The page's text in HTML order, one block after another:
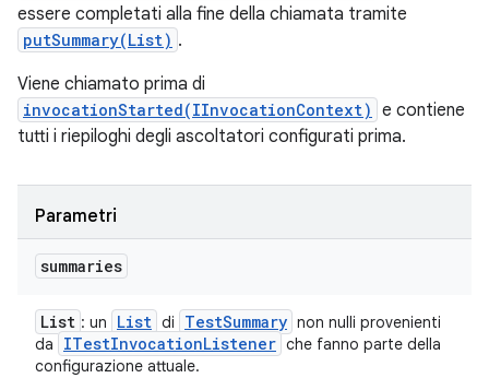
essere completati alla fine della chiamata tramite
putSummary(List) .
Viene chiamato prima di
invocationStarted(IInvocationContext) e contiene
tutti i riepiloghi degli ascoltatori configurati prima.
Parametri
summaries
List : un List di TestSummary non nulli provenienti
da
ITestInvocationListener che fanno parte della
configurazione attuale.